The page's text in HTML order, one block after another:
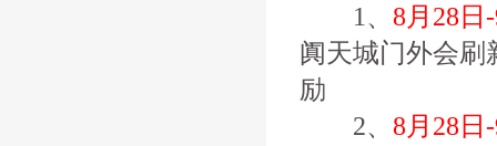
1、 8月28日
阗天城门外会刷
励
2、 8月28日